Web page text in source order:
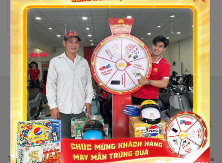
37,000,000đ 50,000,000đ
Trả góp
Xem chi
tiết
CỬA HÀNG XE MÁY NAM TIẾN
Nam Tiến Quận 12 : 21A Đ. Nguyễn Ảnh Thủ, Phường Tân Thới
Hiệp, Thành phố Hồ Chí Minh
Nam Tiến Bình Tân : 463B Nguyễn Thị Tú, Phường Bình Tân,
Thành phố Hồ Chí Minh (Đại lý Yamaha chính hãng ủy nhiệm của